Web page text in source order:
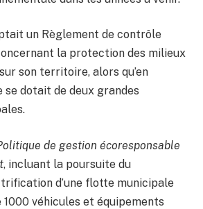
un Règlement de contrôle
la protection des milieux
son territoire, alors qu’en
dotait de deux grandes
de gestion écoresponsable
, incluant la poursuite du
d’une flotte municipale
véhicules et équipements